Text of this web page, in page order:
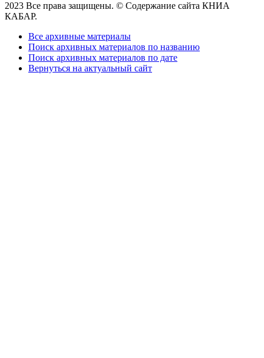
2023 Все права защищены. © Содержание сайта КНИА
КАБАР.
Все архивные материалы
Поиск архивных материалов по названию
Поиск архивных материалов по дате
Вернуться на актуальный сайт